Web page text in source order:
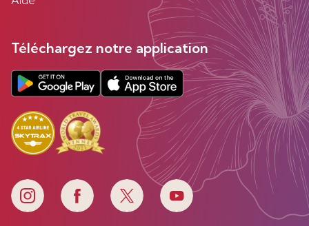
Téléchargez notre application